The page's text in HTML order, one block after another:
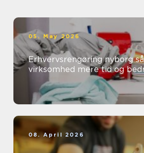
05. May 2026
Erhvervsrengøring nyborg sådan får din
virksomhed mere tid og
08. April 2026